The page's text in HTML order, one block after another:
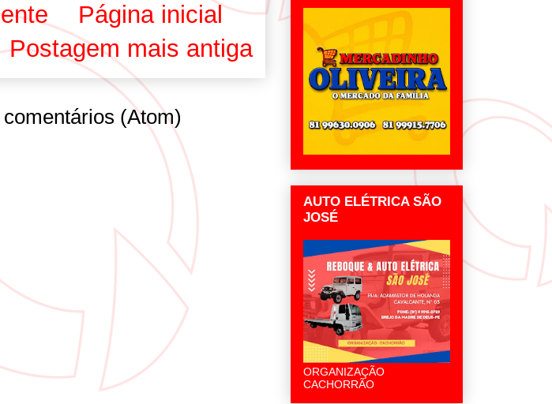
Postagem mais antiga
Página inicial
(Atom)
AUTO ELÉTRICA SÃO
JOSÉ
ORGANIZAÇÃO
CACHORRÃO